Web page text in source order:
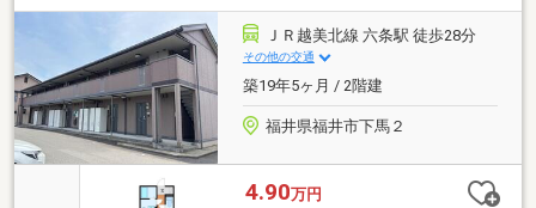
ＪＲ越美北線 六条駅 徒歩28分
その他の交通
築19年5ヶ月 / 2階建
福井県福井市下馬２
4.90万円